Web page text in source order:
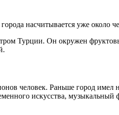
насчитывается уже около
Турции. Он окружен
человек. Раньше город имел
искусства, музыкальный